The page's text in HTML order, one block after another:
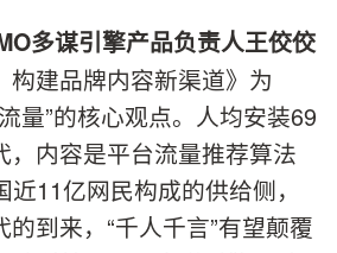
多谋引擎产品负责人王佼佼
构建品牌内容新渠道》为
量”的核心观点。人均安装69
，内容是平台流量推荐算法
11亿网民构成的供给侧，
到来，“千人千言”有望颠覆